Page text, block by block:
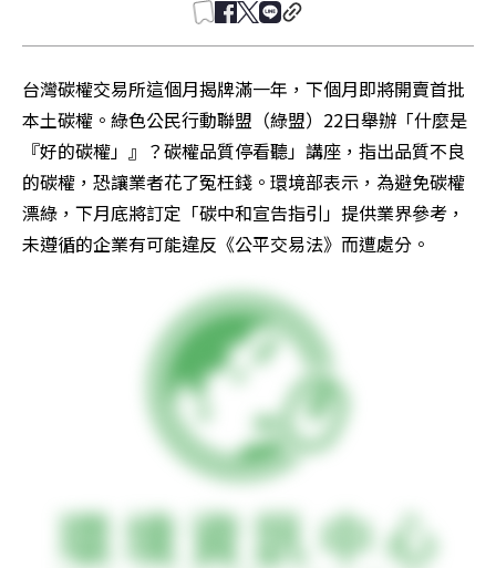
台灣碳權交易所這個月揭牌滿一年，下個月即將開賣首批
本土碳權。綠色公民行動聯盟（綠盟）22日舉辦「什麼是
『好的碳權」』？碳權品質停看聽」講座，指出品質不良
的碳權，恐讓業者花了冤枉錢。環境部表示，為避免碳權
漂綠，下月底將訂定「碳中和宣告指引」提供業界參考，
未遵循的企業有可能違反《公平交易法》而遭處分。